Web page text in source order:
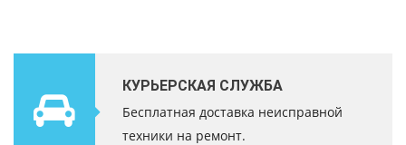
КУРЬЕРСКАЯ СЛУЖБА
Бесплатная доставка неисправной
техники на ремонт.